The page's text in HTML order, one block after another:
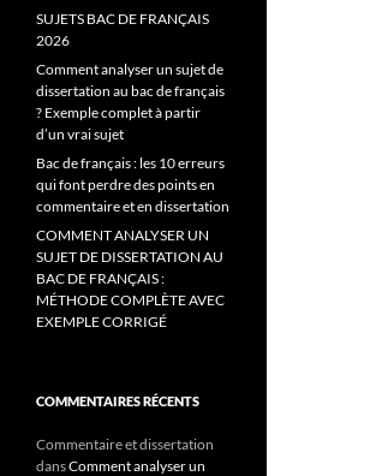
SUJETS BAC DE FRANÇAIS
2026
Comment analyser un sujet de
dissertation au bac de français
? Exemple complet à partir
d’un vrai sujet
Bac de français : les 10 erreurs
qui font perdre des points en
commentaire et en dissertation
COMMENT ANALYSER UN
SUJET DE DISSERTATION AU
BAC DE FRANÇAIS :
MÉTHODE COMPLÈTE AVEC
EXEMPLE CORRIGÉ
COMMENTAIRES RÉCENTS
Commentaire et dissertation
dansComment analyser un